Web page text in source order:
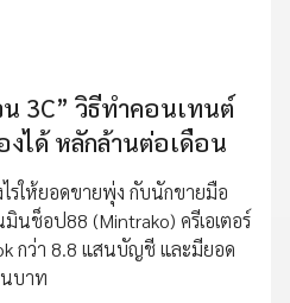
น 3C” วิธีทำคอนเทนต์
ได้ หลักล้านต่อเดือน
รให้ยอดขายพุ่ง กับนักขายมือ
นช็อป88 (Mintrako) ครีเอเตอร์
กว่า 8.8 แสนบัญชี และมียอด
บาท